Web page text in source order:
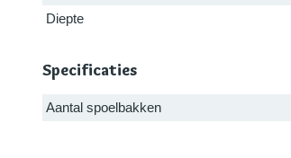
Diepte
Specificaties
Aantal spoelbakken